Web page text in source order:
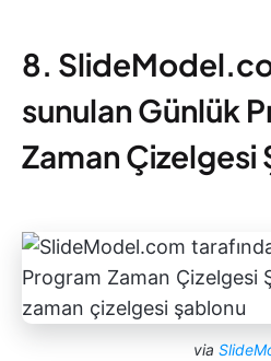
8.
sunulan Günlük
Zaman Çizelgesi
via